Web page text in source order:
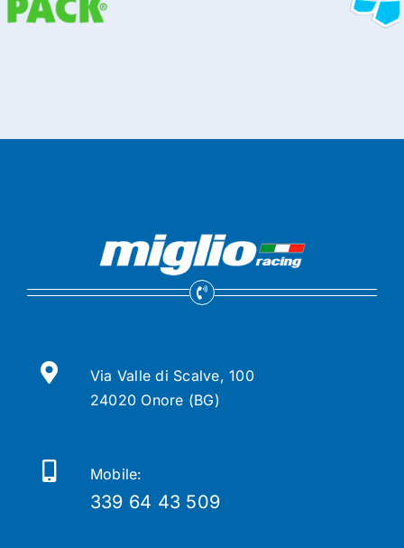
Via Valle di Scalve, 100
24020 Onore (BG)
Mobile:
339 64 43 509